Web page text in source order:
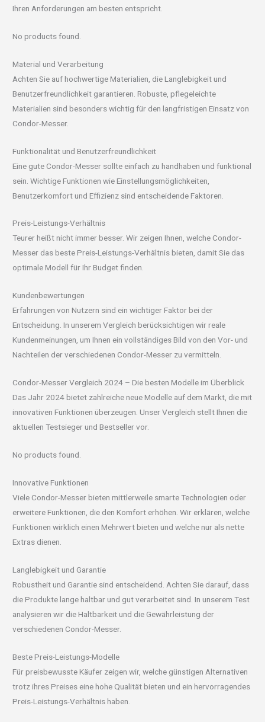
Ihren Anforderungen am besten entspricht.
No products found.
Material und Verarbeitung
Achten Sie auf hochwertige Materialien, die Langlebigkeit und
Benutzerfreundlichkeit garantieren. Robuste, pflegeleichte
Materialien sind besonders wichtig für den langfristigen Einsatz von
Condor-Messer.
Funktionalität und Benutzerfreundlichkeit
Eine gute Condor-Messer sollte einfach zu handhaben und funktional
sein. Wichtige Funktionen wie Einstellungsmöglichkeiten,
Benutzerkomfort und Effizienz sind entscheidende Faktoren.
Preis-Leistungs-Verhältnis
Teurer heißt nicht immer besser. Wir zeigen Ihnen, welche Condor-
Messer das beste Preis-Leistungs-Verhältnis bieten, damit Sie das
optimale Modell für Ihr Budget finden.
Kundenbewertungen
Erfahrungen von Nutzern sind ein wichtiger Faktor bei der
Entscheidung. In unserem Vergleich berücksichtigen wir reale
Kundenmeinungen, um Ihnen ein vollständiges Bild von den Vor- und
Nachteilen der verschiedenen Condor-Messer zu vermitteln.
Condor-Messer Vergleich 2024 – Die besten Modelle im Überblick
Das Jahr 2024 bietet zahlreiche neue Modelle auf dem Markt, die mit
innovativen Funktionen überzeugen. Unser Vergleich stellt Ihnen die
aktuellen Testsieger und Bestseller vor.
No products found.
Innovative Funktionen
Viele Condor-Messer bieten mittlerweile smarte Technologien oder
erweitere Funktionen, die den Komfort erhöhen. Wir erklären, welche
Funktionen wirklich einen Mehrwert bieten und welche nur als nette
Extras dienen.
Langlebigkeit und Garantie
Robustheit und Garantie sind entscheidend. Achten Sie darauf, dass
die Produkte lange haltbar und gut verarbeitet sind. In unserem Test
analysieren wir die Haltbarkeit und die Gewährleistung der
verschiedenen Condor-Messer.
Beste Preis-Leistungs-Modelle
Für preisbewusste Käufer zeigen wir, welche günstigen Alternativen
trotz ihres Preises eine hohe Qualität bieten und ein hervorragendes
Preis-Leistungs-Verhältnis haben.